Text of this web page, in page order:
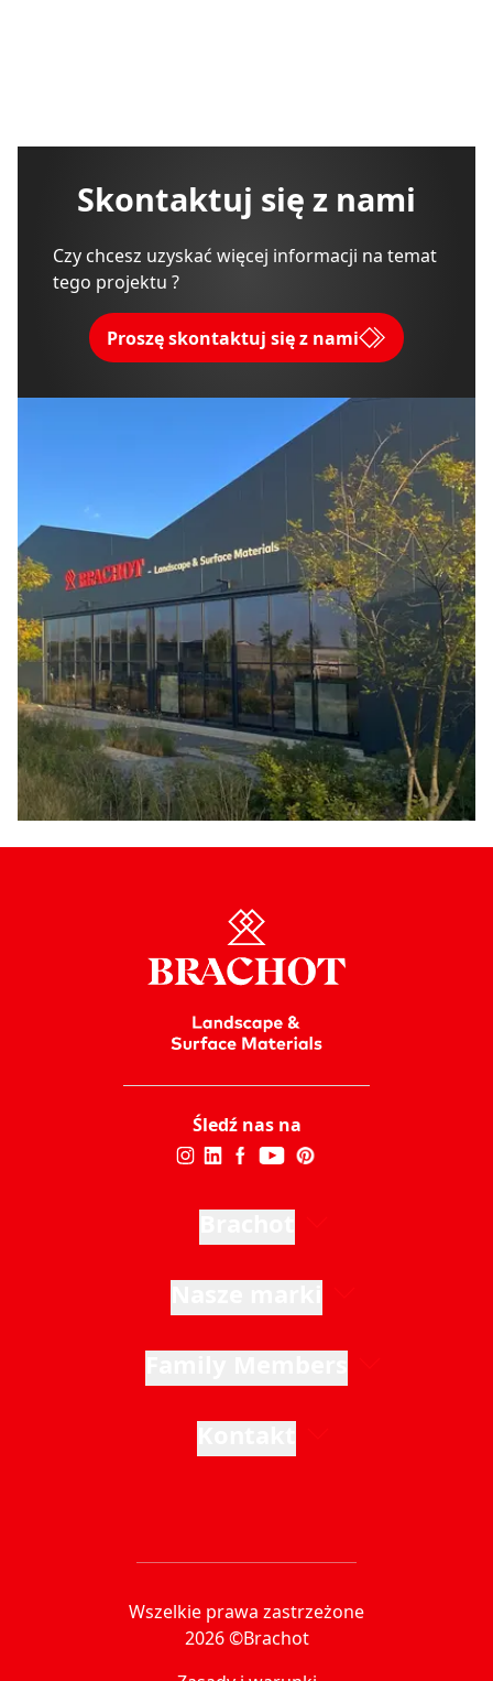
Skontaktuj się z nami
Czy chcesz uzyskać więcej informacji na temat
tego projektu ?
Proszę skontaktuj się z nami
Śledź nas na
Wszelkie prawa zastrzeżone
2026 ©Brachot